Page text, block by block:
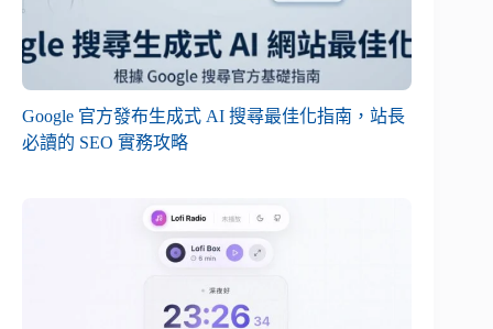
Google 官方發布生成式 AI 搜尋最佳化指南，站長
必讀的 SEO 實務攻略